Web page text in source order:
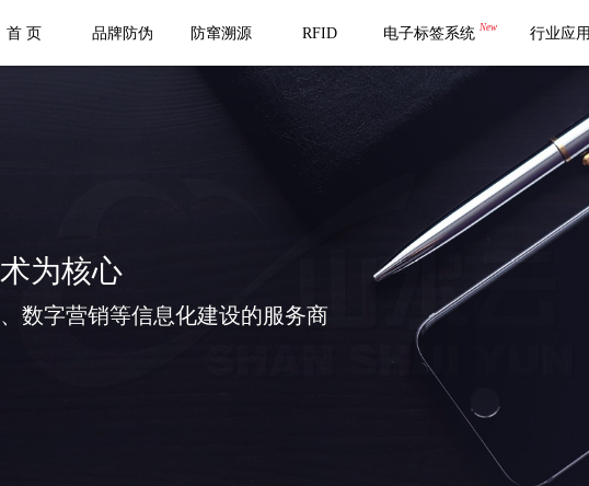
首 页
品牌防伪 防窜溯源 RFID 电子标签系统 New 行业应用
为核心
数字营销等信息化建设的服务商